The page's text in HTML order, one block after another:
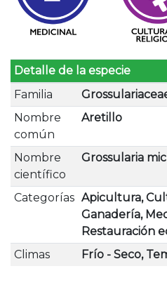
Detalle de la especie
Familia
Nombre
común
Aretillo
Nombre
científico
Grossularia
Categorías Apicultura,
Ganadería,
Restauración
Climas
Frío - Seco,